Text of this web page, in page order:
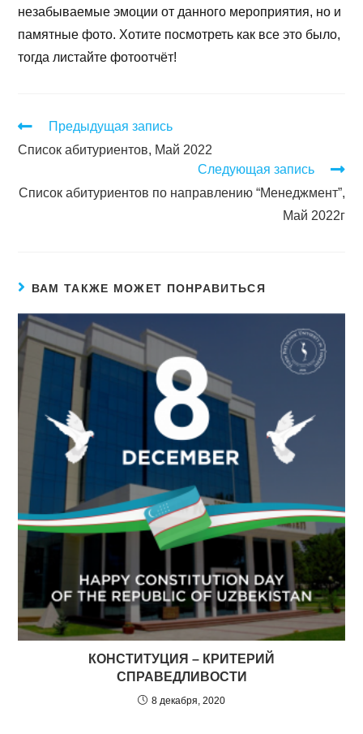
незабываемые эмоции от данного мероприятия, но и
памятные фото. Хотите посмотреть как все это было,
тогда листайте фотоотчёт!
Предыдущая запись
Список абитуриентов, Май 2022
Следующая запись
Список абитуриентов по направлению “Менеджмент”,
Май 2022г
ВАМ ТАКЖЕ МОЖЕТ ПОНРАВИТЬСЯ
КОНСТИТУЦИЯ – КРИТЕРИЙ
СПРАВЕДЛИВОСТИ
8 декабря, 2020